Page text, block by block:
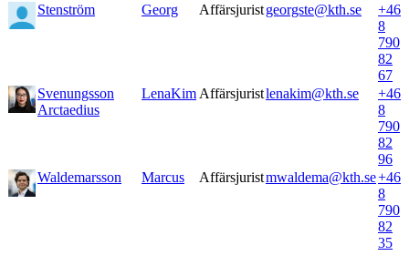
Stenström
Georg Affärsjuristgeorgste@kth.se
+46
8
790
82
67
Svenungsson
Arctaedius
LenaKim Affärsjuristlenakim@kth.se
+46
8
790
82
96
Waldemarsson
Marcus Affärsjuristmwaldema@kth.se+46
8
790
82
35